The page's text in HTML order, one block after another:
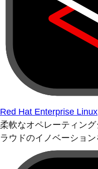
Red Hat Enterprise Linux
柔軟なオペレーティン
ラウドのイノベーション